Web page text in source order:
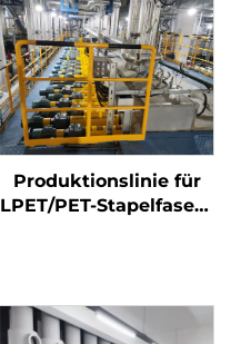
Produktionslinie für
LPET/PET-Stapelfasern
Herstellung von
Verbundstapelfasern